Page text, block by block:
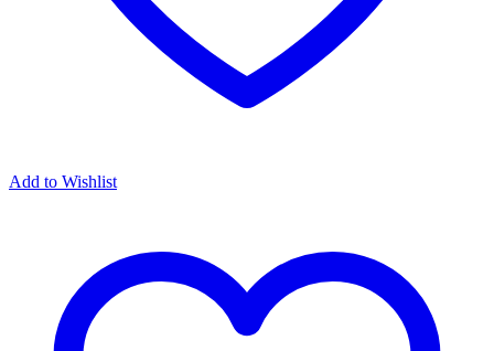
Add to Wishlist